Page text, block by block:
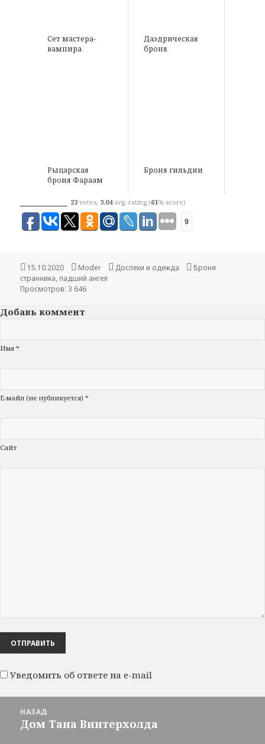
Сет мастера-
вампира
Даэдрическая
броня
Рыцарская
броня Фараам
Броня гильдии
23 votes, 3.04avg. rating (61% score)
9
Опубликовано
15.10.2020 Автор
Moder Рубрики
Доспехи и одежда Метки
Броня
странника, падший ангел
Просмотров: 3 646
Добавь коммент
Имя *
Е-майл (не публикуется) *
Сайт
Уведомить об ответе на e-mail
записям
НАЗАД
Предыдущая
Дом Тана Винтерхолда